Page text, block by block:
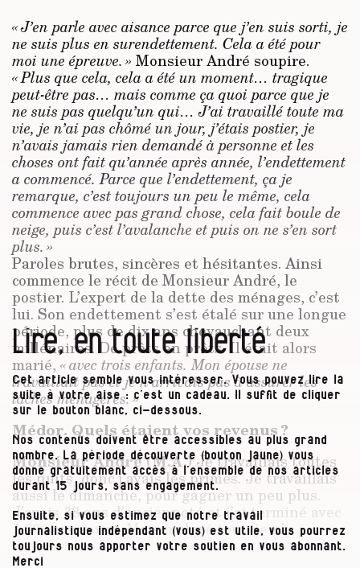
« J’en parle avec aisance parce que j’en suis sorti, je
ne suis plus en surendettement. Cela a été pour
moi une épreuve. » Monsieur André soupire.
« Plus que cela, cela a été un moment… tragique
peut-être pas… mais comme ça quoi parce que je
ne suis pas quelqu’un qui… J’ai travaillé toute ma
vie, je n’ai pas chômé un jour, j’étais postier, je
n’avais jamais rien demandé à personne et les
choses ont fait qu’année après année, l’endettement
a commencé. Parce que l’endettement, ça je
remarque, c’est toujours un peu le même, cela
commence avec pas grand chose, cela fait boule de
neige, puis c’est l’avalanche et puis on ne s’en sort
plus. »
Paroles brutes, sincères et hésitantes. Ainsi
commence le récit de Monsieur André, le
postier. L’expert de la dette des ménages, c’est
lui. Son endettement s’est étalé sur une longue
période, plus de dix ans chevauchant deux
millénaires. De prêts en prêts. Il était alors
marié, « avec trois enfants. Mon épouse ne
travaillait pas et je n’arrivais pas à assurer les
tâches ménagères. »
Médor. Quels étaient vos revenus ?
Monsieur André (M.A.)Je travaillais toutes
les nuits, donc j’avais les primes. Je travaillais
aussi le dimanche, pour gagner un peu plus.
J’avais 38 ans d’ancienneté et j’ai terminé avec
1 600 euros net. Mais malgré tout, je n’y
arrivais pas.
Lire, en toute liberté
Cet article semble vous intéresser. Vous pouvez lire la
suite à votre aise : c’est un cadeau. Il suffit de cliquer
sur le bouton blanc, ci-dessous.
Nos contenus doivent être accessibles au plus grand
nombre. La période découverte (bouton jaune) vous
donne gratuitement accès à l’ensemble de nos articles
durant 15 jours, sans engagement.
Ensuite, si vous estimez que notre travail
journalistique indépendant (vous) est utile, vous pourrez
toujours nous apporter votre soutien en vous abonnant.
Merci